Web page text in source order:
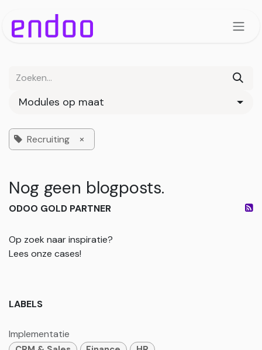
Modules op maat
Recruiting ×
Nog geen blogposts.
ODOO GOLD PARTNER
Op zoek naar inspiratie?
Lees onze cases!
LABELS
Implementatie